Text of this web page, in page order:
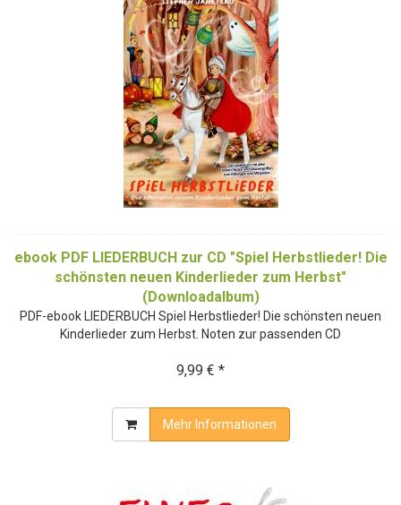
ebook PDF LIEDERBUCH zur CD "Spiel Herbstlieder! Die
schönsten neuen Kinderlieder zum Herbst"
(Downloadalbum)
PDF-ebook LIEDERBUCH Spiel Herbstlieder! Die schönsten neuen
Kinderlieder zum Herbst. Noten zur passenden CD
9,99 € *
Mehr Informationen